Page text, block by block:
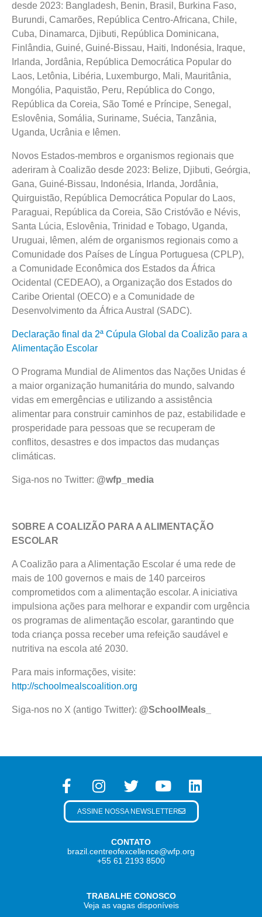
desde 2023: Bangladesh, Benin, Brasil, Burkina Faso,
Burundi, Camarões, República Centro-Africana, Chile,
Cuba, Dinamarca, Djibuti, República Dominicana,
Finlândia, Guiné, Guiné-Bissau, Haiti, Indonésia, Iraque,
Irlanda, Jordânia, República Democrática Popular do
Laos, Letônia, Libéria, Luxemburgo, Mali, Mauritânia,
Mongólia, Paquistão, Peru, República do Congo,
República da Coreia, São Tomé e Príncipe, Senegal,
Eslovênia, Somália, Suriname, Suécia, Tanzânia,
Uganda, Ucrânia e Iêmen.
Novos Estados-membros e organismos regionais que
aderiram à Coalizão desde 2023: Belize, Djibuti, Geórgia,
Gana, Guiné-Bissau, Indonésia, Irlanda, Jordânia,
Quirguistão, República Democrática Popular do Laos,
Paraguai, República da Coreia, São Cristóvão e Névis,
Santa Lúcia, Eslovênia, Trinidad e Tobago, Uganda,
Uruguai, Iêmen, além de organismos regionais como a
Comunidade dos Países de Língua Portuguesa (CPLP),
a Comunidade Econômica dos Estados da África
Ocidental (CEDEAO), a Organização dos Estados do
Caribe Oriental (OECO) e a Comunidade de
Desenvolvimento da África Austral (SADC).
Declaração final da 2ª Cúpula Global da Coalizão para a
Alimentação Escolar
O Programa Mundial de Alimentos das Nações Unidas é
a maior organização humanitária do mundo, salvando
vidas em emergências e utilizando a assistência
alimentar para construir caminhos de paz, estabilidade e
prosperidade para pessoas que se recuperam de
conflitos, desastres e dos impactos das mudanças
climáticas.
Siga-nos no Twitter: @wfp_media
SOBRE A COALIZÃO PARA A ALIMENTAÇÃO
ESCOLAR
A Coalizão para a Alimentação Escolar é uma rede de
mais de 100 governos e mais de 140 parceiros
comprometidos com a alimentação escolar. A iniciativa
impulsiona ações para melhorar e expandir com urgência
os programas de alimentação escolar, garantindo que
toda criança possa receber uma refeição saudável e
nutritiva na escola até 2030.
Para mais informações, visite:
http://schoolmealscoalition.org
Siga-nos no X (antigo Twitter): @SchoolMeals_
CONTATO
brazil.centreofexcellence@wfp.org
+55 61 2193 8500
TRABALHE CONOSCO
Veja as vagas disponíveis
ASSINE NOSSA NEWSLETTER